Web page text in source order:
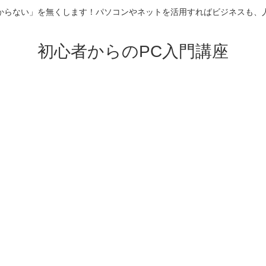
らない」を無くします！パソコンやネットを活用すればビジネスも、
初心者からのPC入門講座